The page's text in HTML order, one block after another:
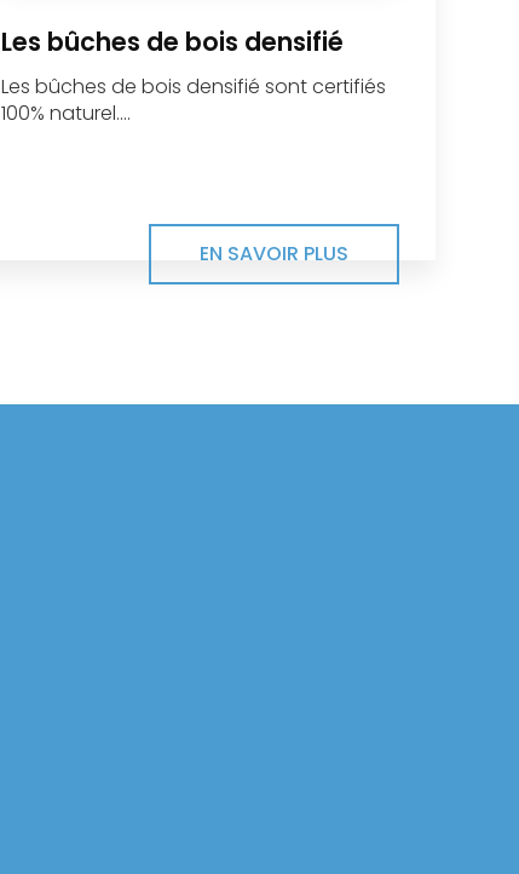
Les bûches de bois densifié
Les bûches de bois densifié sont certifiés
100% naturel....
EN SAVOIR PLUS